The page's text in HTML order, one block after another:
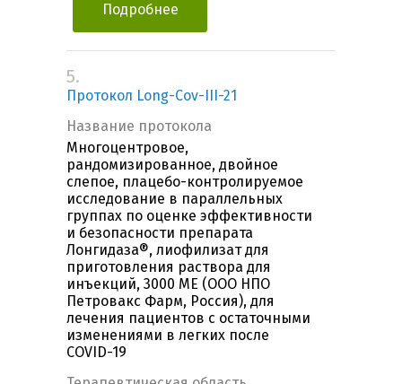
Подробнее
5.
Протокол Long-Cov-III-21
Название протокола
Многоцентровое,
рандомизированное, двойное
слепое, плацебо-контролируемое
исследование в параллельных
группах по оценке эффективности
и безопасности препарата
Лонгидаза®, лиофилизат для
приготовления раствора для
инъекций, 3000 MЕ (ООО НПО
Петровакс Фарм, Россия), для
лечения пациентов с остаточными
изменениями в легких после
COVID-19